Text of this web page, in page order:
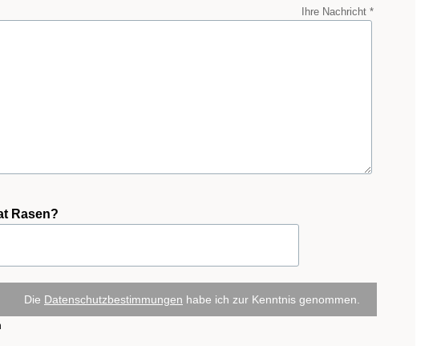
Ihre Nachricht *
Rasen?
Die Datenschutzbestimmungen habe ich zur Kenntnis genommen.